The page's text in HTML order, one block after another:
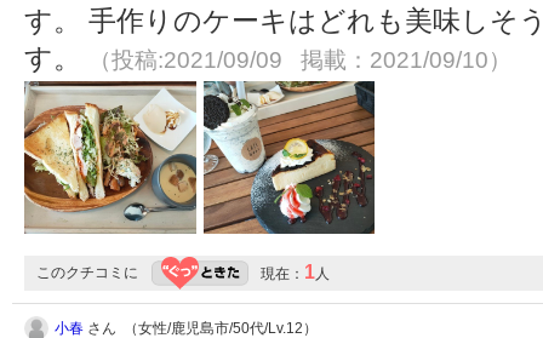
す。 手作りのケーキはどれも美味しそ
す。
（投稿:2021/09/09 掲載：2021/09/10）
このクチコミに 現在： 1 人
小春 さん （女性/鹿児島市/50代/Lv.12）